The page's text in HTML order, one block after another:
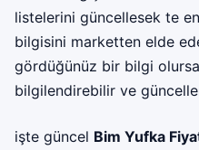
listelerini güncellesek te
bilgisini marketten elde
gördüğünüz bir bilgi
bilgilendirebilir ve
işte güncel Bim Yufka